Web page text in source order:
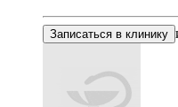
Записаться в клинику